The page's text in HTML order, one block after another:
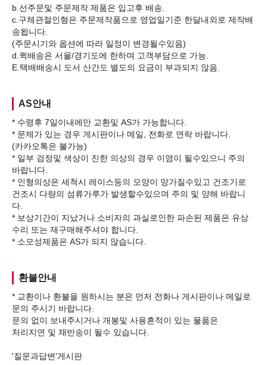
b.선주문및 주문제작 제품은 입고후 배송.
c.구체관절인형은 주문제작품으로 영업일기준 한달내외로 제작배
송됩니다.
(주문시기와 옵션에 따라 일정이 변경될수있음)
d.퀵배송은 서울/경기도에 한하며 고객부담으로 가능.
AS안내
* 수령후 7일이내에만 교환및 AS가 가능합니다.
* 문제가 있는 경우 게시판이나 메일, 전화로 연락 바랍니다.
(카카오톡은 불가능)
* 일부 검정및 색상이 진한 의상의 경우 이염이 될수있으니 주의
바랍니다.
* 인형의상은 세척시 레이스등의 모양이 망가질수있고 건조기로
건조시 다량의 섬류가루가 발생할수있으며 주의 및 양해 바랍니
다.
* 보상기간이 지났거나 소비자의 과실로인한 파손된 제품은 유상
수리 또는 재구매해주셔야 합니다.
환불안내
* 교환이나 환불을 원하시는 분은 먼저 전화나 게시판이나 메일로
문의 주시기 바랍니다.
문의 없이 보내주시거나 개봉및 사용흔적이 있는 물품은
처리지연 및 재반송이 될수 있습니다.
'질문과답변'게시판